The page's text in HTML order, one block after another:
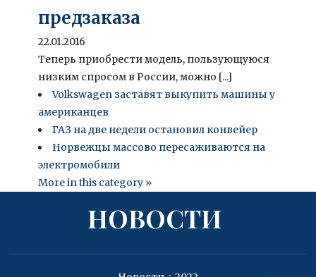
предзаказа
22.01.2016
Теперь приобрести модель, пользующуюся
низким спросом в России, можно [...]
Volkswagen заставят выкупить машины у
американцев
ГАЗ на две недели остановил конвейер
Норвежцы массово пересаживаются на
электромобили
More in this category »
НОВОСТИ